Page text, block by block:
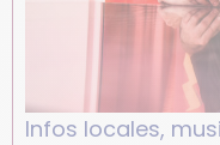
Infos locales,